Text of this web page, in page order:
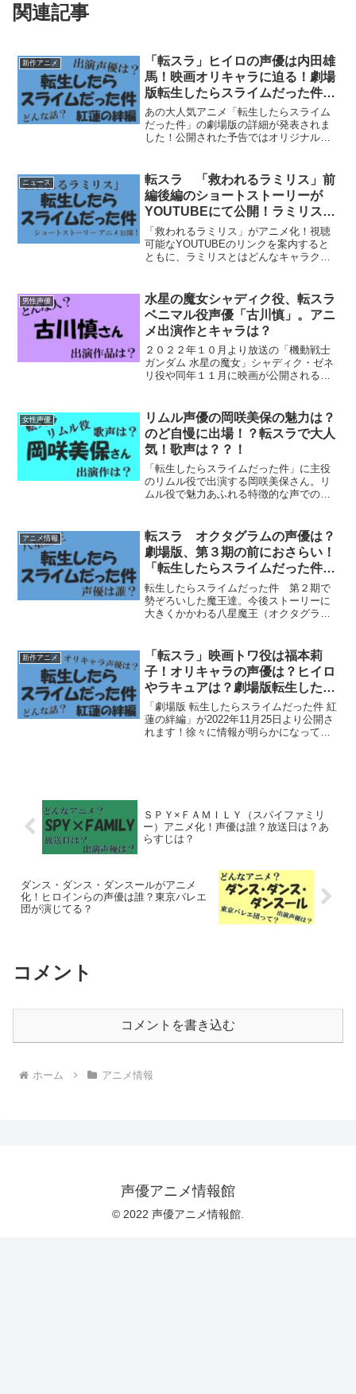
関連記事
新作アニメ
「転スラ」ヒイロの声優は内田雄
馬！映画オリキャラに迫る！劇場
版転生したらスライムだった件の
予告発表！
あの大人気アニメ「転生したらスライム
だった件」の劇場版の詳細が発表されま
した！公開された予告ではオリジナルキ
貴分とのこと！これは期待大！どんな映
画か紹介します！「ヒイロ...
ニュース
転スラ 「救われるラミリス」前
編後編のショートストーリーが
YOUTUBEにて公開！ラミリスと
は？ベレッタとは？声優は？
「救われるラミリス」がアニメ化！視聴
可能なYOUTUBEのリンクを案内すると
ともに、ラミリスとはどんなキャラクタ
にて公開！転生したらスライムだった件
のショートアニメ...
男性声優
水星の魔女シャディク役、転スラ
ベニマル役声優「古川慎」。アニ
メ出演作とキャラは？
２０２２年１０月より放送の「機動戦士
ガンダム 水星の魔女」シャディク・ゼネ
リ役や同年１１月に映画が公開される
ーイ風のシャディクと寡黙で硬派なベニ
マルを担当されている古川...
女性声優
リムル声優の岡咲美保の魅力は？
のど自慢に出場！？転スラで大人
気！歌声は？？！
「転生したらスライムだった件」に主役
のリムル役で出演する岡咲美保さん。リ
ムル役で魅力あふれる特徴的な声での演
本記事では岡咲美保さんお年齢やプロフ
ィール、出演作や歌声につ...
アニメ情報
転スラ オクタグラムの声優は？
劇場版、第３期の前におさらい！
「転生したらスライムだった件」
八星魔王一覧
転生したらスライムだった件 第２期で
勢ぞろいした魔王達。今後ストーリーに
大きくかかわる八星魔王（オクタグラ
転スラ オクタグラムの声優は？ 「転
生したらスライムだった件」...
新作アニメ
「転スラ」映画トワ役は福本莉
子！オリキャラの声優は？ヒイロ
やラキュアは？劇場版転生したら
スライムだった件「紅蓮の絆編」
「劇場版 転生したらスライムだった件 紅
蓮の絆編」が2022年11月25日より公開さ
れます！徐々に情報が明らかになってい
ＳＰＹ×ＦＡＭＩＬＹ（スパイファミリ
ー）アニメ化！声優は誰？放送日は？あ
らすじは？
ダンス・ダンス・ダンスールがアニメ
化！ヒロインらの声優は誰？東京バレエ
団が演じてる？
コメント
コメントを書き込む
ホーム アニメ情報
声優アニメ情報館
© 2022 声優アニメ情報館.